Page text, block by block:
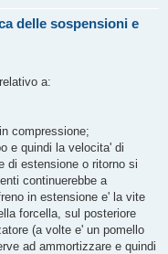
delle sospensioni e
a:
compressione;
e quindi la velocita' di
di estensione o ritorno si
continuerebbe a
in estensione e' la vite
forcella, sul posteriore
(a volte e' un pomello
ad ammortizzare e quindi